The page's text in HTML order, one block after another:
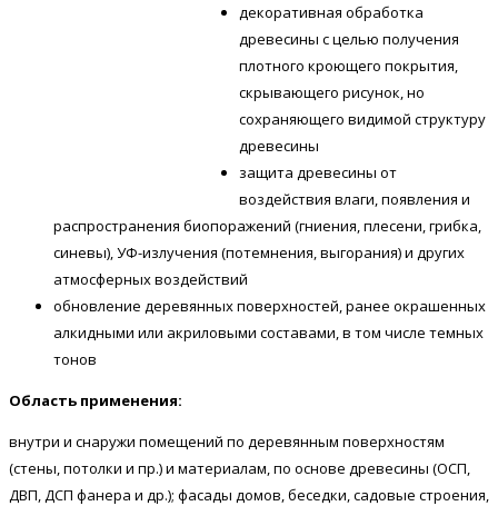
декоративная обработка
древесины с целью получения
плотного кроющего покрытия,
скрывающего рисунок, но
сохраняющего видимой структуру
древесины
защита древесины от
воздействия влаги, появления и
распространения биопоражений (гниения, плесени, грибка,
синевы), УФ-излучения (потемнения, выгорания) и других
атмосферных воздействий
обновление деревянных поверхностей, ранее окрашенных
алкидными или акриловыми составами, в том числе темных
тонов
Область применения:
внутри и снаружи помещений по деревянным поверхностям
(стены, потолки и пр.) и материалам, по основе древесины (ОСП,
ДВП, ДСП фанера и др.); фасады домов, беседки, садовые строения,